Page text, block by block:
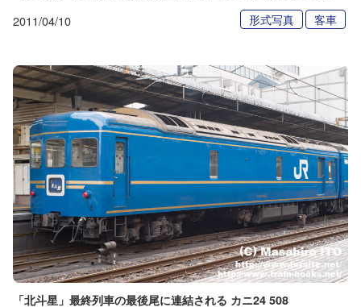
2011/04/10 形式写真 客車
「北斗星」最終列車の最後尾に連結される カニ24 508